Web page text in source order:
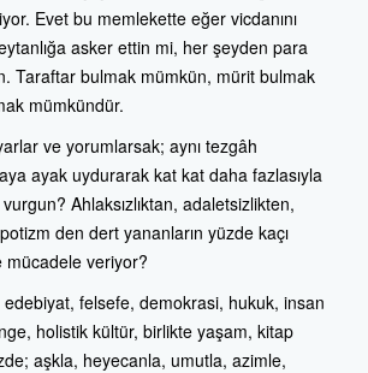
Evet bu memlekette eğer vicdanını
asker ettin mi, her şeyden para
Taraftar bulmak mümkün, mürit bulmak
mümkündür.
ve yorumlarsak; aynı tezgâh
ayak uydurarak kat kat daha fazlasıyla
Ahlaksızlıktan, adaletsizlikten,
den dert yananların yüzde kaçı
mücadele veriyor?
felsefe, demokrasi, hukuk, insan
holistik kültür, birlikte yaşam, kitap
aşkla, heyecanla, umutla, azimle,